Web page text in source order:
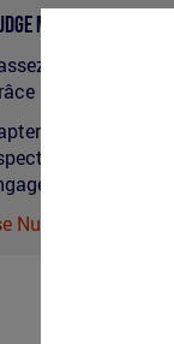
Marketing :
de la
au Nudge
l'attention
via des
en
de Clean Tag